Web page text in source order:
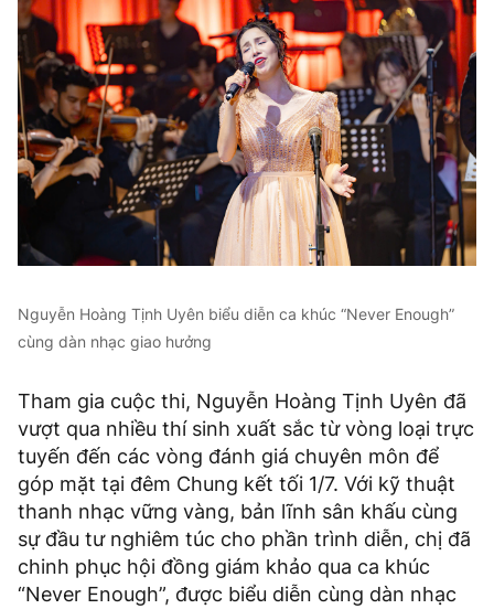
Nguyễn Hoàng Tịnh Uyên biểu diễn ca khúc “Never Enough”
cùng dàn nhạc giao hưởng
Tham gia cuộc thi, Nguyễn Hoàng Tịnh Uyên đã
vượt qua nhiều thí sinh xuất sắc từ vòng loại trực
tuyến đến các vòng đánh giá chuyên môn để
góp mặt tại đêm Chung kết tối 1/7. Với kỹ thuật
thanh nhạc vững vàng, bản lĩnh sân khấu cùng
sự đầu tư nghiêm túc cho phần trình diễn, chị đã
chinh phục hội đồng giám khảo qua ca khúc
“Never Enough”, được biểu diễn cùng dàn nhạc